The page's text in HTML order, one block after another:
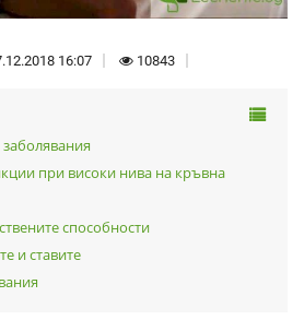
16:07 10843
при високи нива на кръвна
способности
и ставите